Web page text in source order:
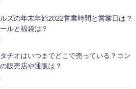
ズの年末年始2022営業時間と営業日は？
ルと福袋は？
チオはいつまでどこで売っている？コン
販売店や通販は？